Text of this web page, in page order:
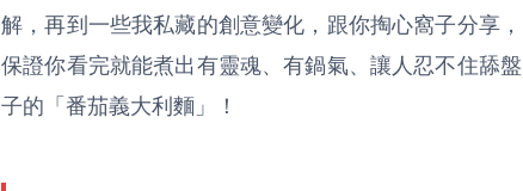
解，再到一些我私藏的創意變化，跟你掏心窩子分享，
保證你看完就能煮出有靈魂、有鍋氣、讓人忍不住舔盤
子的「番茄義大利麵」！